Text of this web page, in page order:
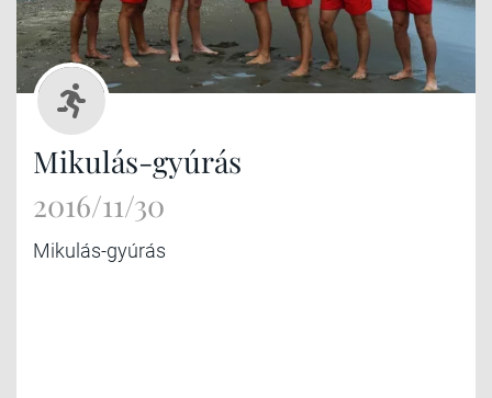
Mikulás-gyúrás
2016/11/30
Mikulás-gyúrás